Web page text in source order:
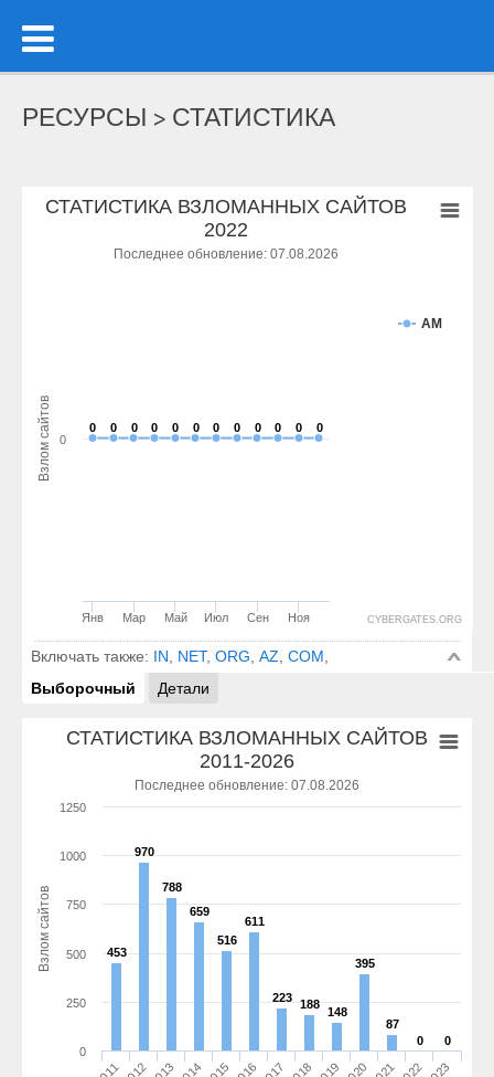
РЕСУРСЫ > СТАТИСТИКА
Взлом сайтов
СТАТИСТИКА ВЗЛОМАННЫХ САЙТОВ
2022
Последнее обновление: 07.08.2026
0
0 0
0 0
0 0
0 0
0 0
0 0
0 0
0 0
0 0
0 0
0 0
0
AM
Янв Мар Май Июл Сен Ноя
0
CYBERGATES.ORG
Включать также: IN NET, ORG AZ COM
Выборочный
Детали
Взлом сайтов
СТАТИСТИКА ВЗЛОМАННЫХ САЙТОВ
2011-2026
Последнее обновление: 07.08.2026
453
453
970
970
788
788
659
659
516
516
611
611
223
223 188
188
148
148
395
395
87
87
0
0 0
0
0
250
500
750
1000
1250